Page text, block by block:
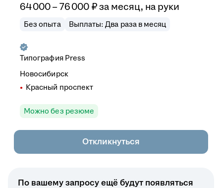
64 000–76 000 ₽ за месяц, на руки
Без опыта Выплаты: Два раза в месяц
Типография Press
Новосибирск
Красный проспект
Можно без резюме
Откликнуться
По вашему запросу ещё будут появляться